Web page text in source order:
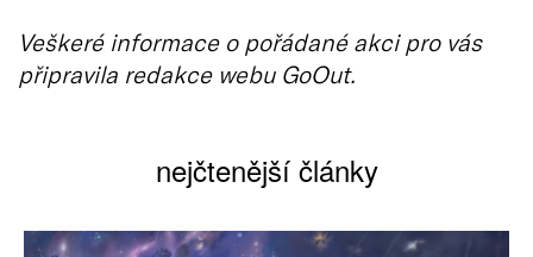
Veškeré informace o pořádané akci pro vás
připravila redakce webu GoOut.
nejčtenější články